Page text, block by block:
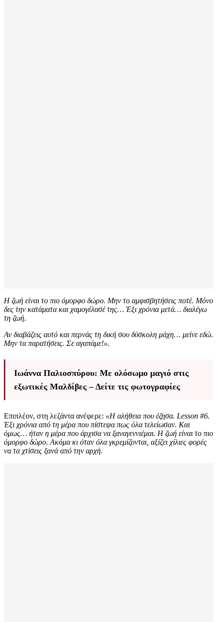
Η ζωή είναι το πιο όμορφο δώρο. Μην το αμφισβητήσεις ποτέ. Μόνο
δες την κατάματα και χαμογέλασέ της… Έξι χρόνια μετά… διαλέγω
τη ζωή.
Αν διαβάζεις αυτό και περνάς τη δική σου δύσκολη μάχη… μείνε εδώ.
Μην τα παρατήσεις. Σε αγαπάμε!».
Ιωάννα Παλιοσπύρου: Με ολόσωμο μαγιό στις
εξωτικές Μαλδίβες – Δείτε τις φωτογραφίες
Επιπλέον, στη λεζάντα ανέφερε: «Η αλήθεια που έζησα. Lesson #6.
Έξι χρόνια από τη μέρα που πίστεψα πως όλα τελείωσαν. Και
όμως… ήταν η μέρα που άρχισα να ξαναγεννιέμαι. Η ζωή είναι το πιο
όμορφο δώρο. Ακόμα κι όταν όλα γκρεμίζονται, αξίζει χίλιες φορές
να τα χτίσεις ξανά από την αρχή.